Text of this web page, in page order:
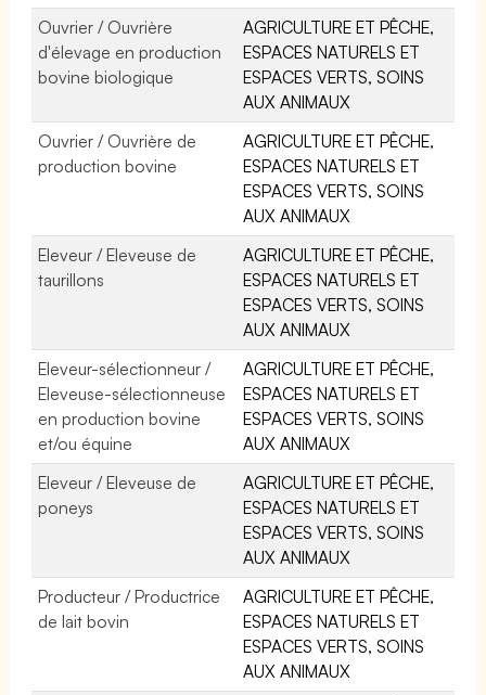
Ouvrier / Ouvrière
d'élevage en production
bovine biologique
AGRICULTURE ET PÊCHE,
ESPACES NATURELS ET
ESPACES VERTS, SOINS
AUX ANIMAUX
Ouvrier / Ouvrière de
production bovine
AGRICULTURE ET PÊCHE,
ESPACES NATURELS ET
ESPACES VERTS, SOINS
AUX ANIMAUX
Eleveur / Eleveuse de
taurillons
AGRICULTURE ET PÊCHE,
ESPACES NATURELS ET
ESPACES VERTS, SOINS
AUX ANIMAUX
Eleveur-sélectionneur /
Eleveuse-sélectionneuse
en production bovine
et/ou équine
AGRICULTURE ET PÊCHE,
ESPACES NATURELS ET
ESPACES VERTS, SOINS
AUX ANIMAUX
Eleveur / Eleveuse de
poneys
AGRICULTURE ET PÊCHE,
ESPACES NATURELS ET
ESPACES VERTS, SOINS
AUX ANIMAUX
Producteur / Productrice
de lait bovin
AGRICULTURE ET PÊCHE,
ESPACES NATURELS ET
ESPACES VERTS, SOINS
AUX ANIMAUX